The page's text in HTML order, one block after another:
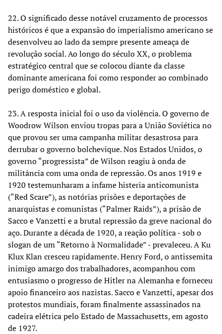
22. O significado desse notável cruzamento de processos
históricos é que a expansão do imperialismo americano se
desenvolveu ao lado da sempre presente ameaça de
revolução social. Ao longo do século XX, o problema
estratégico central que se colocou diante da classe
dominante americana foi como responder ao combinado
perigo doméstico e global.
23. A resposta inicial foi o uso da violência. O governo de
Woodrow Wilson enviou tropas para a União Soviética no
que provou ser uma campanha militar desastrosa para
derrubar o governo bolchevique. Nos Estados Unidos, o
governo “progressista” de Wilson reagiu à onda de
militância com uma onda de repressão. Os anos 1919 e
1920 testemunharam a infame histeria anticomunista
(“Red Scare”), as notórias prisões e deportações de
anarquistas e comunistas (“Palmer Raids”), a prisão de
Sacco e Vanzetti e a brutal repressão da greve nacional do
aço. Durante a década de 1920, a reação política - sob o
slogan de um “Retorno à Normalidade” - prevaleceu. A Ku
Klux Klan cresceu rapidamente. Henry Ford, o antissemita
inimigo amargo dos trabalhadores, acompanhou com
entusiasmo o progresso de Hitler na Alemanha e forneceu
apoio financeiro aos nazistas. Sacco e Vanzetti, apesar dos
protestos mundiais, foram finalmente assassinados na
cadeira elétrica pelo Estado de Massachusetts, em agosto
de 1927.